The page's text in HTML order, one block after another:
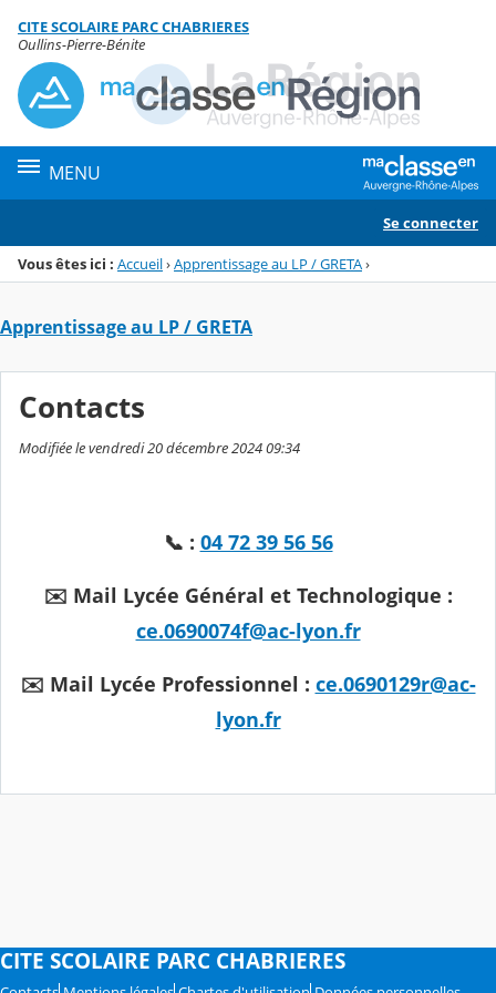
Menu de la rubrique
Contenu
CITE SCOLAIRE PARC CHABRIERES
Oullins-Pierre-Bénite
MENU
Se connecter
Vous êtes ici : Accueil›Apprentissage au LP / GRETA›
Apprentissage au LP / GRETA
Contacts
Modifiée le vendredi 20 décembre 2024 09:34
📞 : 04 72 39 56 56
✉️ Mail Lycée Général et Technologique :
ce.0690074f@ac-lyon.fr
✉️ Mail Lycée Professionnel : ce.0690129r@ac-
lyon.fr
CITE SCOLAIRE PARC CHABRIERES